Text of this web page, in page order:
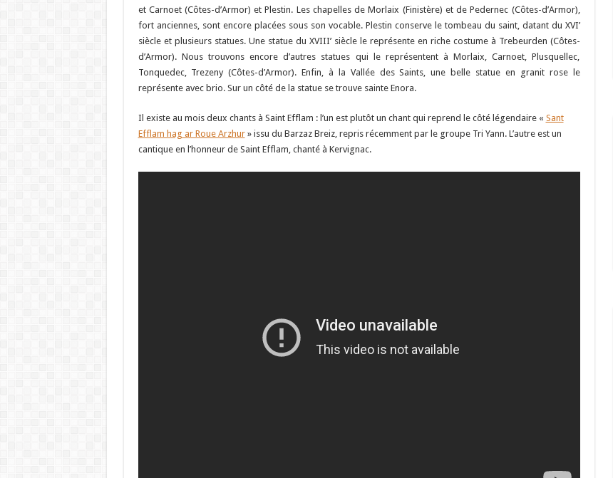
et Carnoet (Côtes-d’Armor) et Plestin. Les chapelles de Morlaix (Finistère) et de Pedernec (Côtes-d’Armor),
fort anciennes, sont encore placées sous son vocable. Plestin conserve le tombeau du saint, datant du XVI’
siècle et plusieurs statues. Une statue du XVIII’ siècle le représente en riche costume à Trebeurden (Côtes-
d’Armor). Nous trouvons encore d’autres statues qui le représentent à Morlaix, Carnoet, Plusquellec,
Tonquedec, Trezeny (Côtes-d’Armor). Enfin, à la Vallée des Saints, une belle statue en granit rose le
représente avec brio. Sur un côté de la statue se trouve sainte Enora.
Il existe au mois deux chants à Saint Efflam : l’un est plutôt un chant qui reprend le côté légendaire « Sant
Efflam hag ar Roue Arzhur» issu du Barzaz Breiz, repris récemment par le groupe Tri Yann. L’autre est un
cantique en l’honneur de Saint Efflam, chanté à Kervignac.